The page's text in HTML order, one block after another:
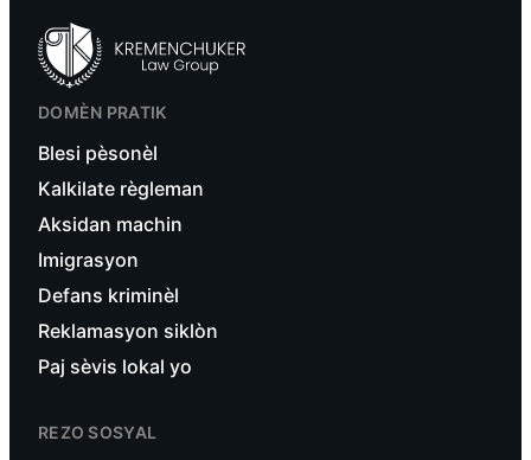
DOMÈN PRATIK
Blesi pèsonèl
Kalkilate règleman
Aksidan machin
Imigrasyon
Defans kriminèl
Reklamasyon siklòn
Paj sèvis lokal yo
REZO SOSYAL